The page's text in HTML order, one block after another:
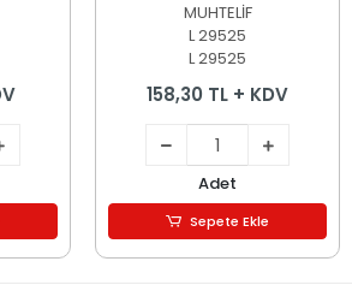
MUHTELİF
L 29525
L 29525
158,30 TL + KDV
Adet
Sepete Ekle